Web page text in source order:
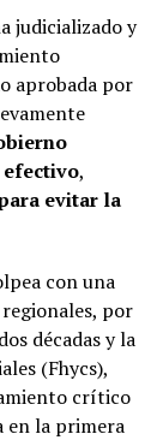
judicializado y
aprobada por
,
evitar la
con una
por
décadas y la
(Fhycs),
crítico
en la primera